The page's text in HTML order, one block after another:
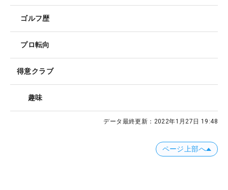
ゴルフ歴
プロ転向
得意クラブ
趣味
データ最終更新： 2022年1月27日 19:48
ページ上部へ